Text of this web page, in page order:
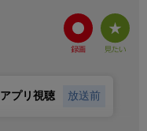
アプリ視聴 放送前